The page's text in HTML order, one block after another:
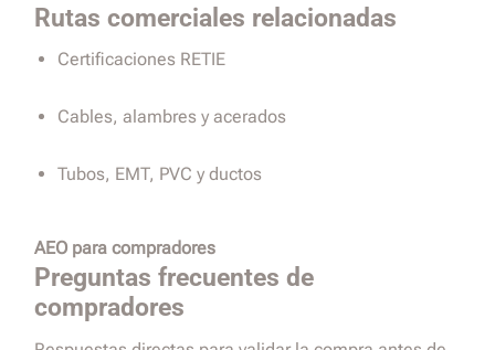
Rutas comerciales relacionadas
Certificaciones RETIE
Cables, alambres y acerados
Tubos, EMT, PVC y ductos
AEO para compradores
Preguntas frecuentes de
compradores